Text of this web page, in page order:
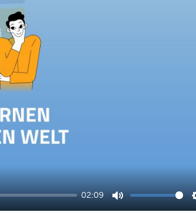
02:09
Ton